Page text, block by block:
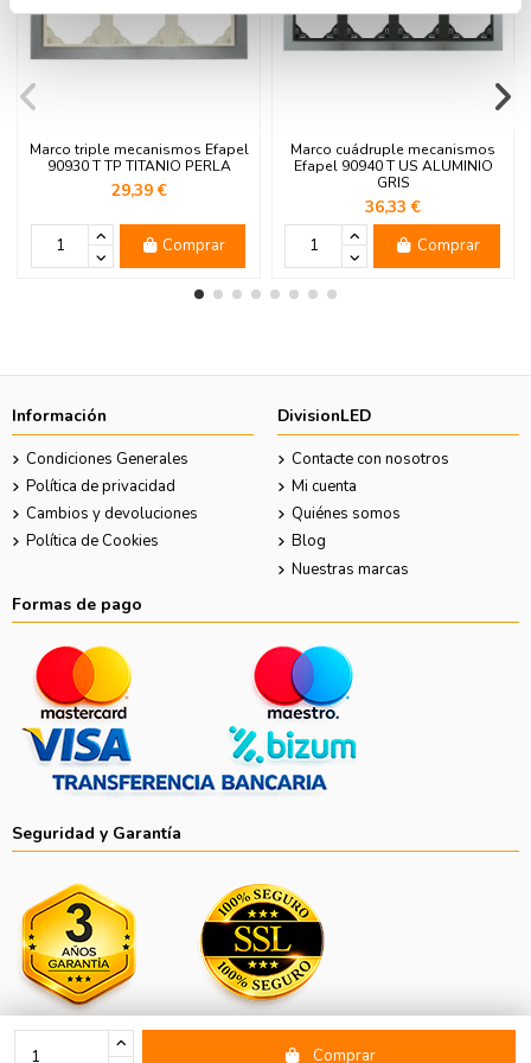
Comprar
Marco triple mecanismos Efapel
90930 T TP TITANIO PERLA
29,39 €
Comprar
Marco cuádruple mecanismos
Efapel 90940 T US ALUMINIO
GRIS
36,33 €
Comprar
Información
Condiciones Generales
Política de privacidad
Cambios y devoluciones
Política de Cookies
DivisionLED
Contacte con nosotros
Mi cuenta
Quiénes somos
Blog
Nuestras marcas
Formas de pago
Seguridad y Garantía